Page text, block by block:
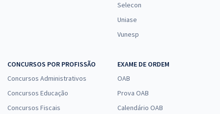
Selecon
Uniase
Vunesp
CONCURSOS POR PROFISSÃO
Concursos Administrativos
Concursos Educação
Concursos Fiscais
EXAME DE ORDEM
OAB
Prova OAB
Calendário OAB